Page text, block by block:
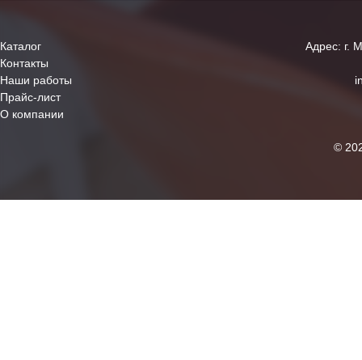
Каталог
Контакты
Наши работы
Прайс-лист
О компании
Адрес: г.
©